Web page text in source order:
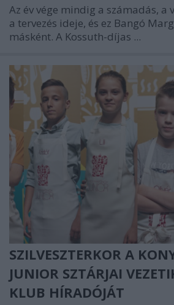
Az év vége mindig a számadás, a
a tervezés ideje, és ez Bangó
másként. A Kossuth-díjas ...
SZILVESZTERKOR A
JUNIOR SZTÁRJAI
KLUB HÍRADÓJÁT